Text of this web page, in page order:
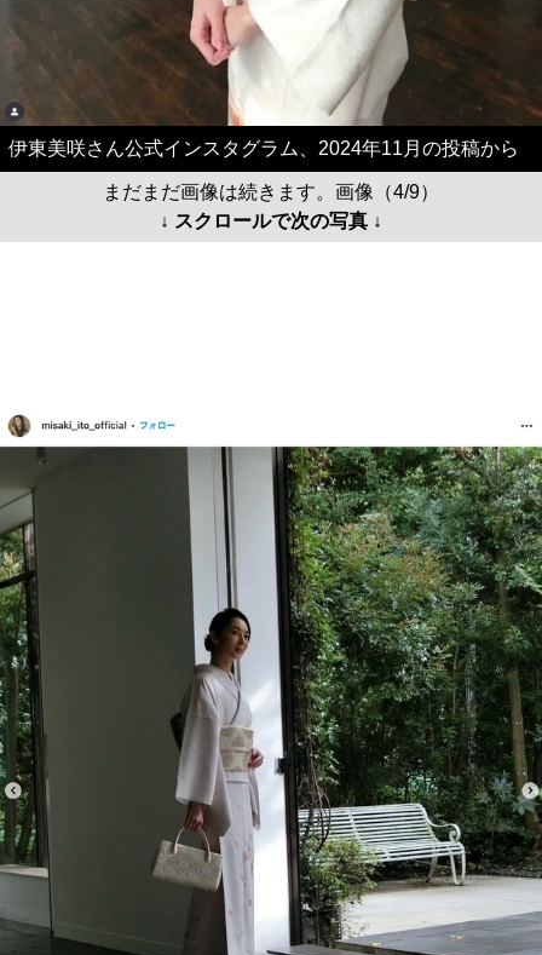
伊東美咲さん公式インスタグラム、2024年11月の投稿から
まだまだ画像は続きます。画像（4/9）
↓ スクロールで次の写真 ↓